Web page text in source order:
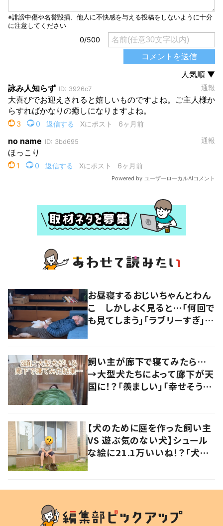
お昼寝するおじいちゃんとわん
こ しかしよく見ると…「何回で
も見てしまう」「ラブリーすぎ」の
飼い主が廊下で寝てみたら…
→大型犬たちによって廊下が天
国に！？「羨ましい」「幸せそう」
【犬のために庭を作った飼い主
VS 遊ぶ気のない犬】シュール
な絵に21.1万いいね！？「犬の